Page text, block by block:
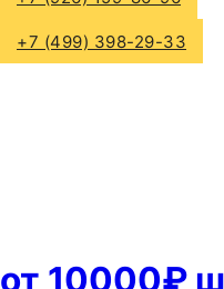
+7 (499) 398-29-33
от 10000₽